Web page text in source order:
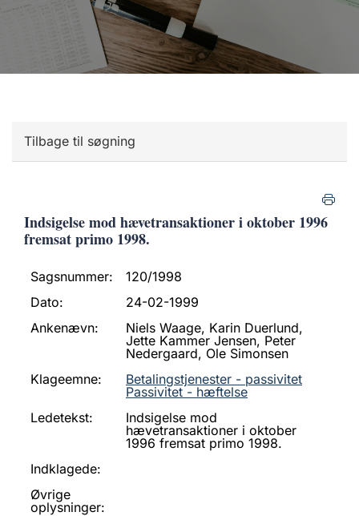
Tilbage til søgning
Indsigelse mod hævetransaktioner i oktober 1996
fremsat primo 1998.
Sagsnummer:
120/1998
Dato:
24-02-1999
Ankenævn:
Niels Waage, Karin Duerlund,
Jette Kammer Jensen, Peter
Nedergaard, Ole Simonsen
Klageemne:
Betalingstjenester - passivitet
Passivitet - hæftelse
Ledetekst:
Indsigelse mod
hævetransaktioner i oktober
1996 fremsat primo 1998.
Indklagede:
Øvrige
oplysninger: